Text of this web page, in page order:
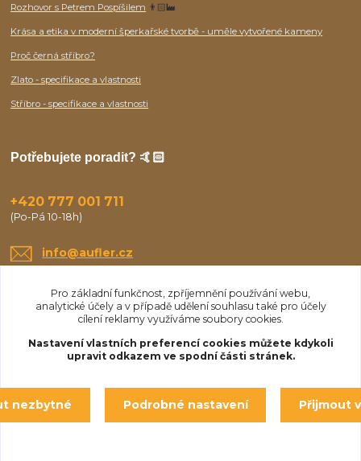
Rozhovor s Petrem Pospíšilem 👨🏻‍🏭
Krása a etika v moderní šperkařské tvorbě - uměle vytvořené kameny
Proč černá stříbro?
Zlato - specifikace a vlastnosti
Stříbro - specifikace a vlastnosti
Potřebujete poradit? 🤙🏻
+420 777 001 711
(Po-Pá 10-18h)
info@aufler.cz
© Aufler 2025
Pro základní funkčnost, zpříjemnění používání webu,
analytické účely a v případě udělení souhlasu také pro účely
cílení reklamy využíváme soubory cookies.
Nastavení vlastních preferencí cookies můžete kdykoli
upravit odkazem ve spodní části stránek.
nezbytné Podrobné nastavení Přijmout